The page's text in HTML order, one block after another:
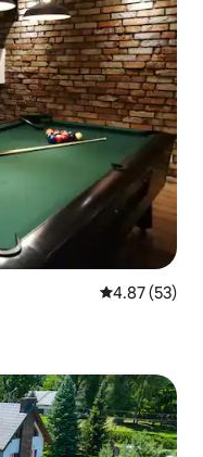
คะแนนเฉลี่ย
4.87 (53)